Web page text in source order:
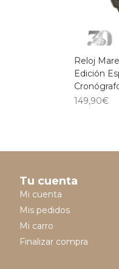
Reloj
Edición
149,90€
Tu cuenta
Mi cuenta
Mis pedidos
Mi carro
Finalizar compra